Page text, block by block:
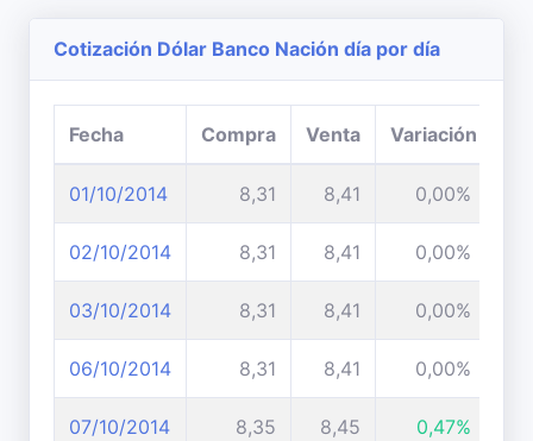
Cotización Dólar Banco Nación día por día
Fecha Compra Venta Variación
01/10/2014 8,31 8,41 0,00%
02/10/2014 8,31 8,41 0,00%
03/10/2014 8,31 8,41 0,00%
06/10/2014 8,31 8,41 0,00%
07/10/2014 8,35 8,45 0,47%